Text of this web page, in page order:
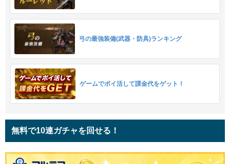
弓の最強装備(武器・防具)ランキング
ゲームでポイ活して課金代をゲット！
無料で10連ガチャを回せる！